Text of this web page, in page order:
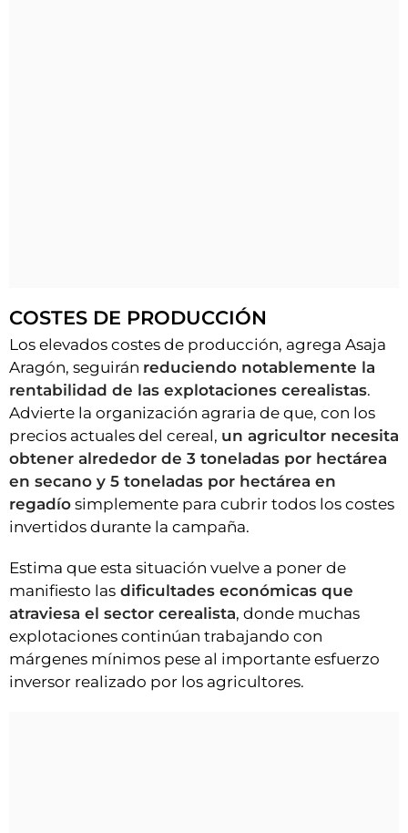
COSTES DE PRODUCCIÓN
Los elevados costes de producción, agrega Asaja
Aragón, seguirán reduciendo notablemente la
rentabilidad de las explotaciones cerealistas.
Advierte la organización agraria de que, con los
precios actuales del cereal, un agricultor necesita
obtener alrededor de 3 toneladas por hectárea
en secano y 5 toneladas por hectárea en
regadío simplemente para cubrir todos los costes
invertidos durante la campaña.
Estima que esta situación vuelve a poner de
manifiesto las dificultades económicas que
atraviesa el sector cerealista, donde muchas
explotaciones continúan trabajando con
márgenes mínimos pese al importante esfuerzo
inversor realizado por los agricultores.